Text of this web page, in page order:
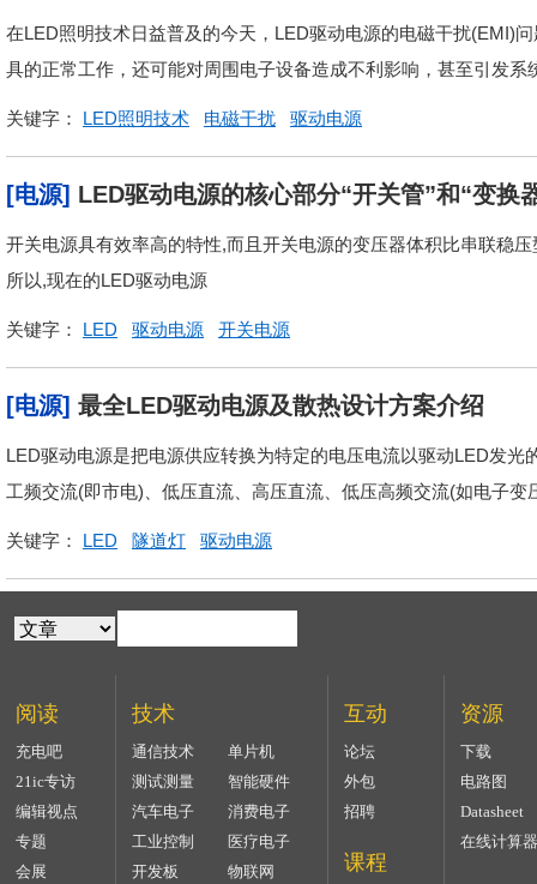
在LED照明技术日益普及的今天，LED驱动电源的电磁干扰(EMI)
具的正常工作，还可能对周围电子设备造成不利影响，甚至引发
关键字： LED照明技术 电磁干扰 驱动电源
[电源] LED驱动电源的核心部分“开关管”和“变换
开关电源具有效率高的特性,而且开关电源的变压器体积比串联稳
所以,现在的LED驱动电源
关键字： LED 驱动电源 开关电源
[电源] 最全LED驱动电源及散热设计方案介绍
LED驱动电源是把电源供应转换为特定的电压电流以驱动LED发
工频交流(即市电)、低压直流、高压直流、低压高频交流(如电子变
关键字： LED 隧道灯 驱动电源
阅读
充电吧
21ic专访
编辑视点
专题
会展
技术
通信技术
单片机
测试测量
智能硬件
汽车电子
消费电子
工业控制
医疗电子
开发板
物联网
互动
论坛
外包
招聘
课程
资源
下载
电路图
Datasheet
在线计算器